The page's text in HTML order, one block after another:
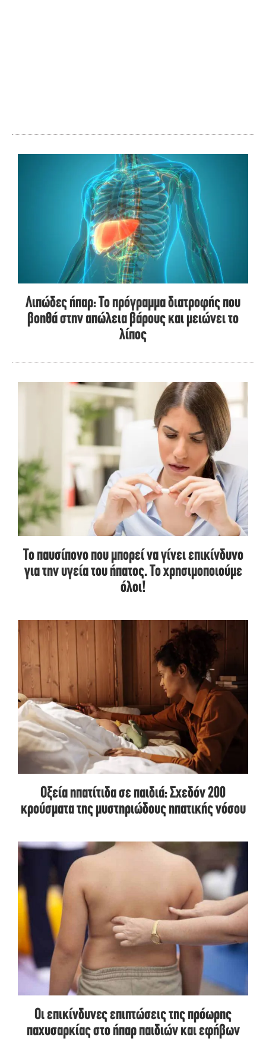
Λιπώδες ήπαρ: Το πρόγραμμα διατροφής που
βοηθά στην απώλεια βάρους και μειώνει το
λίπος
Το παυσίπονο που μπορεί να γίνει επικίνδυνο
για την υγεία του ήπατος. Το χρησιμοποιούμε
όλοι!
Οξεία ηπατίτιδα σε παιδιά: Σχεδόν 200
κρούσματα της μυστηριώδους ηπατικής νόσου
Οι επικίνδυνες επιπτώσεις της πρόωρης
παχυσαρκίας στο ήπαρ παιδιών και εφήβων